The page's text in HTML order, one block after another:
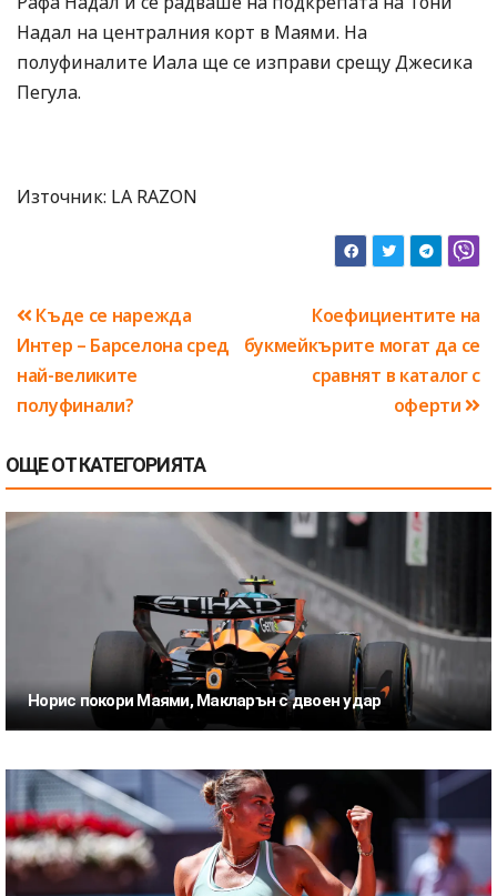
Надал на централния корт в Маями. На
полуфиналите Иала ще се изправи срещу Джесика
Пегула.
Източник: LA RAZON
Навигация
Коефициентите на
букмейкърите могат да се
сравнят в каталог с
оферти
Къде се нарежда
Интер – Барселона сред
най-великите
полуфинали?
ОЩЕ ОТ КАТЕГОРИЯТА
Норис покори Маями, Макларън с двоен удар